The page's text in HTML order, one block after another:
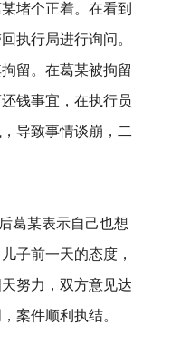
堵个正着。在看到
执行局进行询问。
留。在葛某被拘留
钱事宜，在执行员
导致事情谈崩，二
葛某表示自己也想
子前一天的态度，
努力，双方意见达
案件顺利执结。